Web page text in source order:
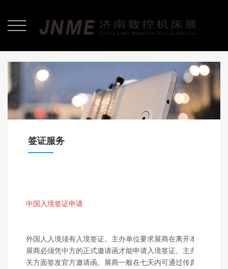

签证服务
中国入境签证申请
外国人入境须有入境签证。主办单位要求展商在离开本国一个
展商必须凭中方的正式邀请函才能申请入境签证。主办单位收
关方面签发官方邀请函。展商一般在七天内可通过传真或快件收